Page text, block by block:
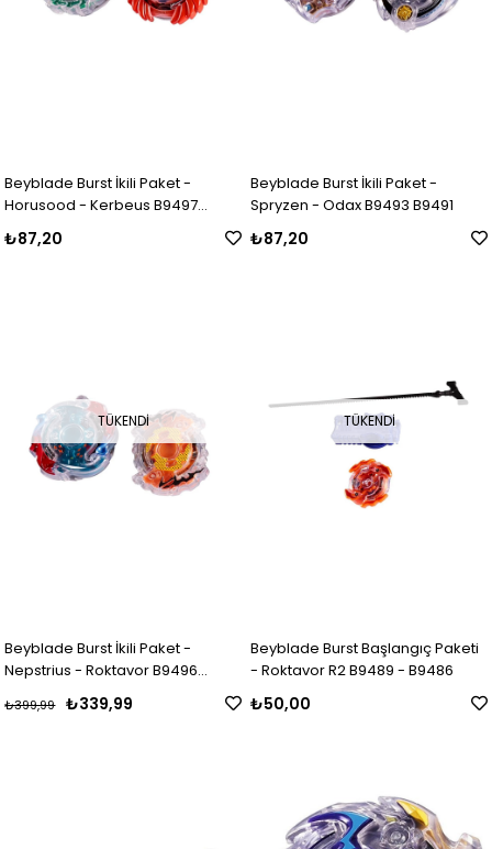
Beyblade Burst İkili Paket -
Horusood - Kerbeus B9497
B9491
₺87,20
Beyblade Burst İkili Paket -
Spryzen - Odax B9493 B9491
₺87,20
TÜKENDI
Beyblade Burst İkili Paket -
Nepstrius - Roktavor B9496
₺339,99
₺399,99
TÜKENDI
Beyblade Burst Başlangıç Paketi
- Roktavor R2 B9489 - B9486
₺50,00